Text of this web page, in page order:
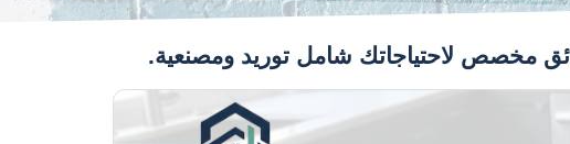
مخصص لاحتياجاتك شامل توريد ومصنعية.